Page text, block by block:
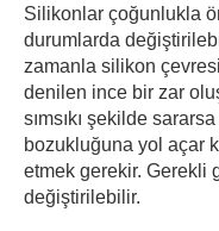
Silikonlar çoğunlukla
durumlarda
zamanla silikon
denilen ince bir zar
sımsıkı şekilde
bozukluğuna yol açar
etmek gerekir. Gerekli
değiştirilebilir.